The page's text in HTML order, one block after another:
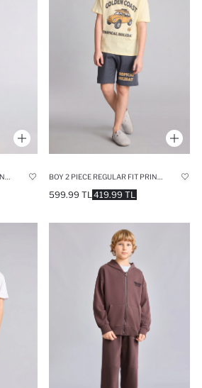
BOY 2 PIECE REGULAR FIT PRINTED KNITTED PYJAMAS BOY 2 PIECE REGULAR FIT PRINTED KNITTED PYJAMAS
419.99 TL
599.99 TL